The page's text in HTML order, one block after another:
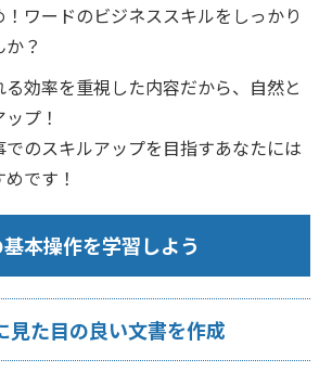
ワードのビジネススキルをしっかり
？
効率を重視した内容だから、自然と
プ！
のスキルアップを目指すあなたには
です！
本操作を学習しよう
見た目の良い文書を作成